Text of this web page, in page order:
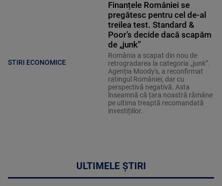
STIRI ECONOMICE
Finanțele României se
pregătesc pentru cel de-al
treilea test. Standard &
Poor’s decide dacă scapăm
de „junk”
România a scapat din nou de
retrogradarea la categoria „junk”.
Agenția Moody's, a reconfirmat
ratingul României, dar cu
perspectivă negativă. Asta
înseamnă că țara noastră rămâne
pe ultima treaptă recomandată
investițiilor.
ULTIMELE ȘTIRI